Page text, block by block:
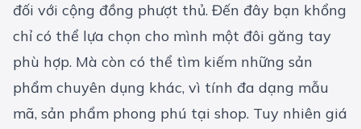
đối với cộng đồng phượt thủ. Đến đây bạn khổng
chỉ có thể lựa chọn cho mình một đôi găng tay
phù hợp. Mà còn có thể tìm kiếm những sản
phẩm chuyên dụng khác, vì tính đa dạng mẫu
mã, sản phẩm phong phú tại shop. Tuy nhiên giá